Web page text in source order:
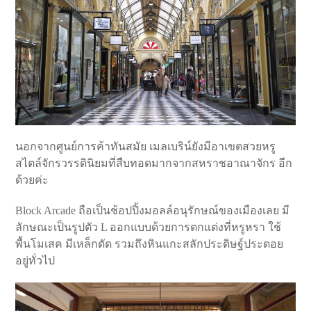
นอกจากศูนย์การค้าทันสมัย เมลเบริน์ยังมีอาเขตสวยหรู
สไตล์จักรวรรดินิยมที่สืบทอดมากจากสหราชอาณาจักร อีก
ด้วยค่ะ
Block Arcade ถือเป็นช้อปปิ้งมอลล์อนุรักษณ์ของเมืองเลย มี
ลักษณะเป็นรูปตัว L ออกแบบด้วยการตกแต่งที่หรูหรา ใช้
พื้นโมเสค มีเหล็กดัด รวมถึงหินแกะสลักประดิษฐ์ประดอย
อยู่ทั่วไป